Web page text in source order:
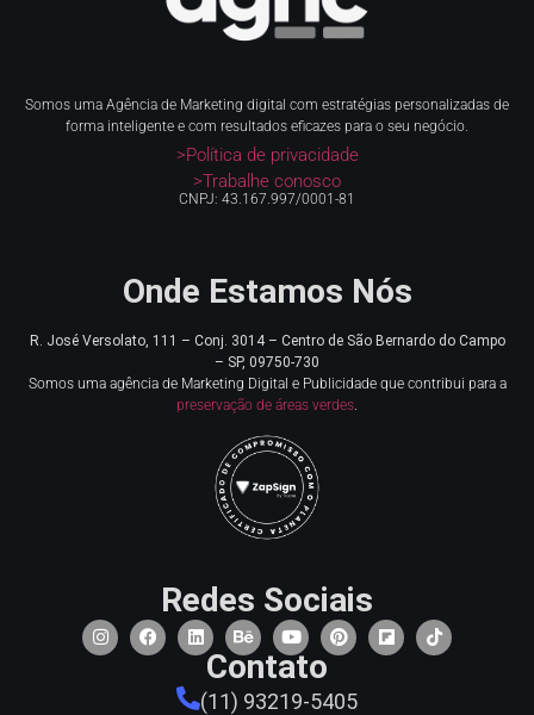
Somos uma Agência de Marketing digital com estratégias personalizadas de
forma inteligente e com resultados eficazes para o seu negócio.
>Política de privacidade
>Trabalhe conosco
CNPJ: 43.167.997/0001-81
Onde Estamos Nós
R. José Versolato, 111 – Conj. 3014 – Centro de São Bernardo do Campo
– SP, 09750-730
Somos uma agência de Marketing Digital e Publicidade que contribui para a
preservação de áreas verdes.
Redes Sociais
Contato
(11) 93219-5405